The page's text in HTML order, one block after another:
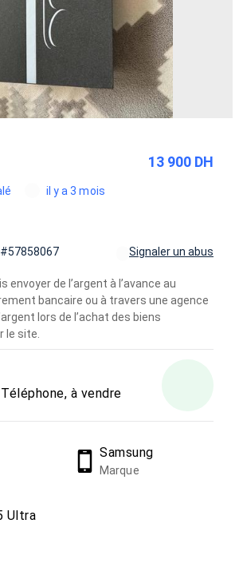
13 900 DH
il y a 3 mois
Signaler un abus
envoyer de l’argent à l’avance au
bancaire ou à travers une agence
lors de l’achat des biens
le site.
à vendre
Samsung
Marque
Ultra